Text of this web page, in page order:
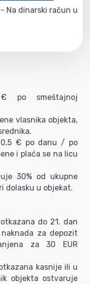
Na dinarski račun u
po smeštajnoj
vlasnika objekta,
€ po danu / po
i plaća se na licu
30% od ukupne
dolasku u objekat.
do 21. dan
za depozit
za 30 EUR
kasnije ili u
objekta ostvaruje